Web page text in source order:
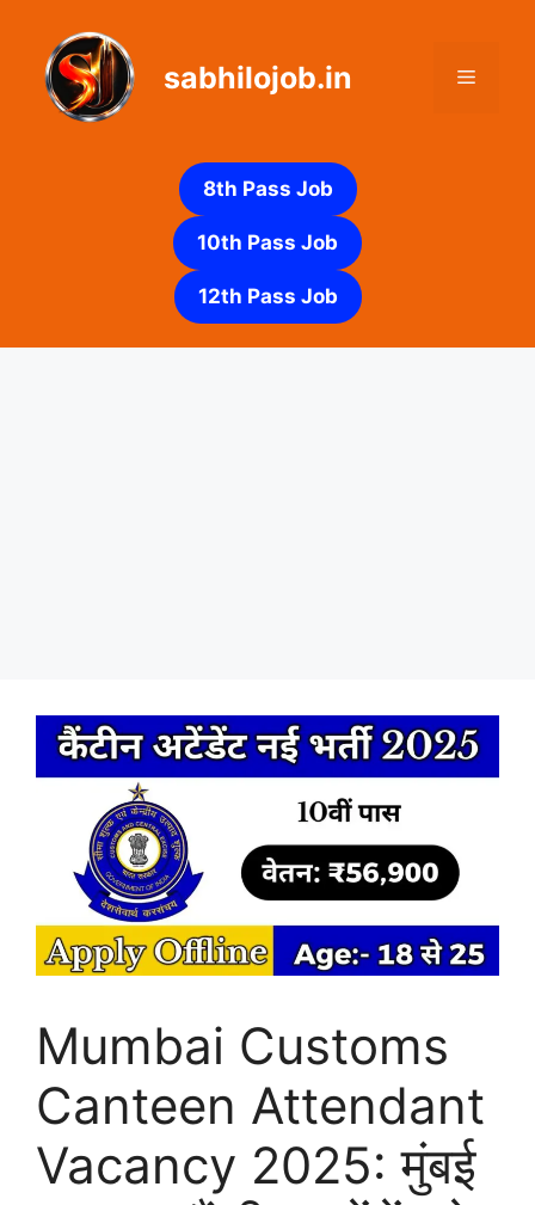
content
sabhilojob.in Menu
8th Pass Job
10th Pass Job
12th Pass Job
Mumbai Customs
Canteen Attendant
Vacancy 2025: मुंबई